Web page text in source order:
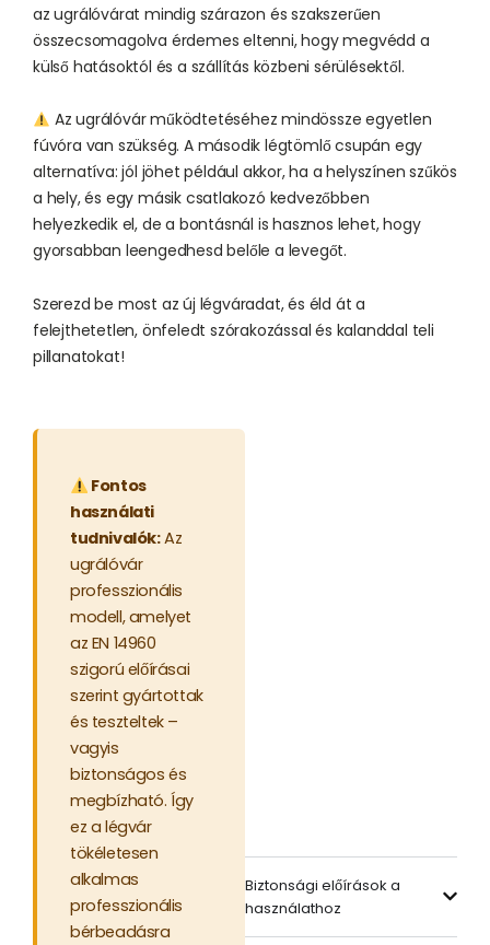
az ugrálóvárat mindig szárazon és szakszerűen
összecsomagolva érdemes eltenni, hogy megvédd a
külső hatásoktól és a szállítás közbeni sérülésektől.
Az ugrálóvár működtetéséhez mindössze egyetlen
fúvóra van szükség. A második légtömlő csupán egy
alternatíva: jól jöhet például akkor, ha a helyszínen szűkös
a hely, és egy másik csatlakozó kedvezőbben
helyezkedik el, de a bontásnál is hasznos lehet, hogy
gyorsabban leengedhesd belőle a levegőt.
Szerezd be most az új légváradat, és éld át a
felejthetetlen, önfeledt szórakozással és kalanddal teli
pillanatokat!
Fontos
használati
tudnivalók:Az
ugrálóvár
professzionális
modell, amelyet
az EN 14960
szigorú előírásai
szerint gyártottak
és teszteltek –
vagyis
biztonságos és
megbízható. Így
ez a légvár
tökéletesen
alkalmas
professzionális
bérbeadásra
Biztonsági előírások a
használathoz